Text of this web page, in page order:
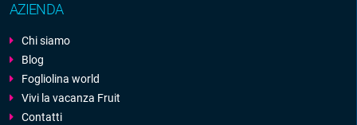
AZIENDA
Chi siamo
Blog
Fogliolina world
Vivi la vacanza Fruit
Contatti